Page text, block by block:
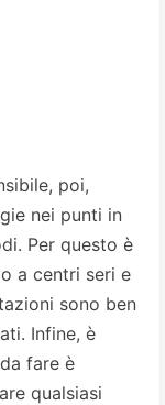
poi,
nei punti in
Per questo è
a centri seri e
sono ben
Infine, è
fare è
qualsiasi